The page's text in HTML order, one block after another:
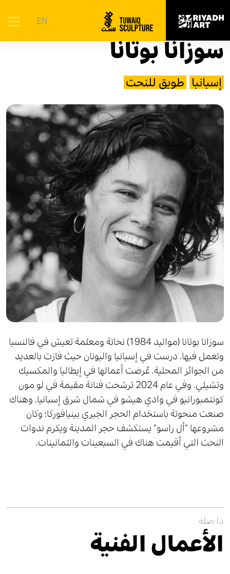
EN الرئيسية | الفنانون سوزانا بوتانا
سوزانا بوتانا
إسبانبا طويق للنحت
سوزانا بوتانا (مواليد 1984) نحاتة ومعلمة تعيش في فالنسيا
وتعمل فيها. درست في إسبانيا واليونان حيث فازت بالعديد
من الجوائز المحلية. عُرضت أعمالها في إيطاليا والمكسيك
وتشيلي. وفي عام 2024 ترشحت فنانة مقيمة في لو مون
كونتمبورانيو في وادي هيشو في شمال شرق إسبانيا. وهناك
صنعت منحوتة باستخدام الحجر الجيري بينيافوركا؛ وكان
مشروعها “أل راسو” يستكشف حجر المدينة ويكرم ندوات
النحت التي أقيمت هناك في السبعينات والثمانينات.
ذا صلة
الأعمال الفنية